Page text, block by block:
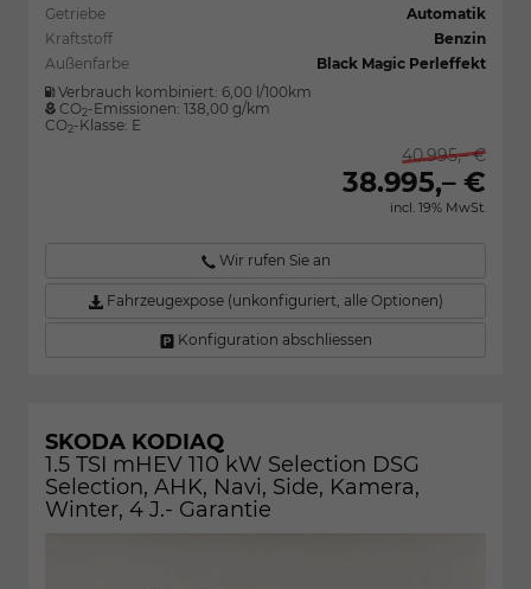
Getriebe
Automatik
Kraftstoff
Benzin
Außenfarbe
Black Magic Perleffekt
Verbrauch kombiniert: 6,00 l/100km
CO2-Emissionen: 138,00 g/km
CO2-Klasse: E
40.995,– €
38.995,– €
incl. 19% MwSt.
Wir rufen Sie an
Fahrzeugexpose (unkonfiguriert, alle Optionen)
Konfiguration abschliessen
SKODA KODIAQ
1.5 TSI mHEV 110 kW Selection DSG
Selection, AHK, Navi, Side, Kamera,
Winter, 4 J.- Garantie